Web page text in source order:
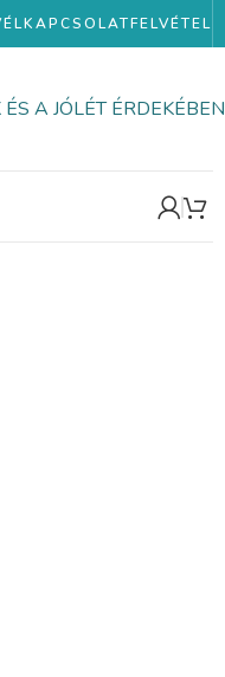
KAPCSOLATFELVÉTEL
A JÓLÉT ÉRDEKÉBEN